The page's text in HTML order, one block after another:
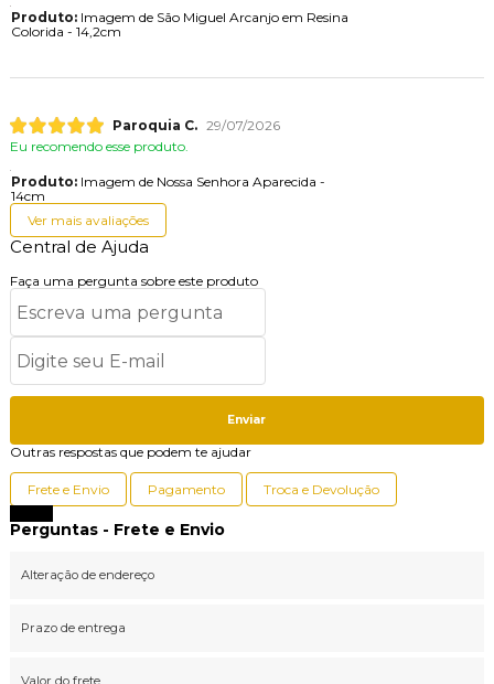
Produto:Imagem de São Miguel Arcanjo em Resina
Colorida - 14,2cm
Paroquia C. 29/07/2026
Eu recomendo esse produto.
Produto:Imagem de Nossa Senhora Aparecida -
14cm
Ver mais avaliações
Central de Ajuda
Faça uma pergunta sobre este produto
Enviar
Outras respostas que podem te ajudar
Frete e Envio Pagamento
Troca e Devolução
Perguntas - Frete e Envio
Alteração de endereço
Prazo de entrega